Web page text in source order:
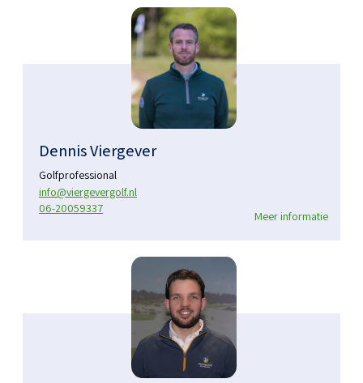
Dennis Viergever
Golfprofessional
info@viergevergolf.nl
06-20059337
Meer informatie